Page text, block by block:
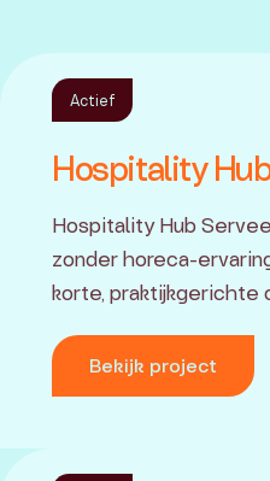
Actief
Hospitality
Hospitality Hub
zonder horeca-
korte, praktijkgerichte
Bekijk project